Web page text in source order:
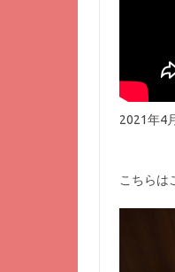
2021年4
こちらは